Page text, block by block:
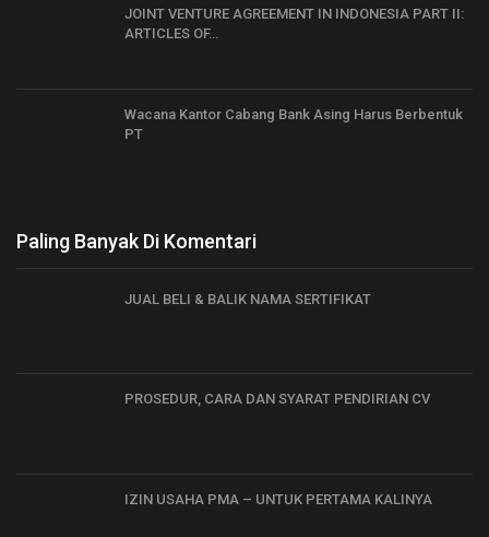
JOINT VENTURE AGREEMENT IN INDONESIA PART II:
ARTICLES OF…
Wacana Kantor Cabang Bank Asing Harus Berbentuk
PT
Paling Banyak Di Komentari
JUAL BELI & BALIK NAMA SERTIFIKAT
PROSEDUR, CARA DAN SYARAT PENDIRIAN CV
IZIN USAHA PMA – UNTUK PERTAMA KALINYA